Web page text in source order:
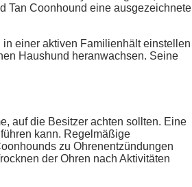
Tan Coonhound eine ausgezeichnete
einer aktiven Familienhält einstellen
Haushund heranwachsen. Seine
auf die Besitzer achten sollten. Eine
kann. Regelmäßige
zu Ohrenentzündungen
der Ohren nach Aktivitäten